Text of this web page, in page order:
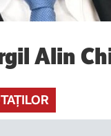
Alin